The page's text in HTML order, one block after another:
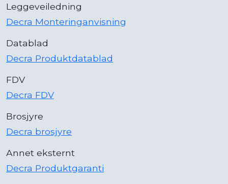
Leggeveiledning
Decra Monteringanvisning
Datablad
Decra Produktdatablad
FDV
Decra FDV
Brosjyre
Decra brosjyre
Annet eksternt
Decra Produktgaranti